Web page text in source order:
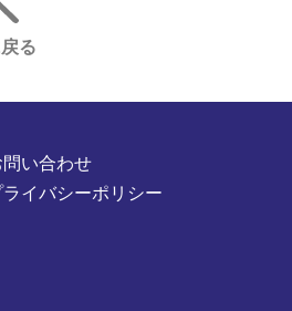
る
問い合わせ
ライバシーポリシー